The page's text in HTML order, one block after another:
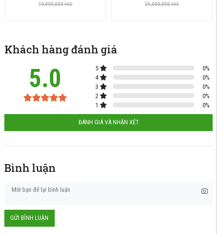
10,000,000 VND 25,000,000 VND
Khách hàng đánh giá
5.0 5 0%
4
0%
3
0%
2
0%
1
0%
ĐÁNH GIÁ VÀ NHẬN XÉT
Bình luận
GỬI BÌNH LUẬN